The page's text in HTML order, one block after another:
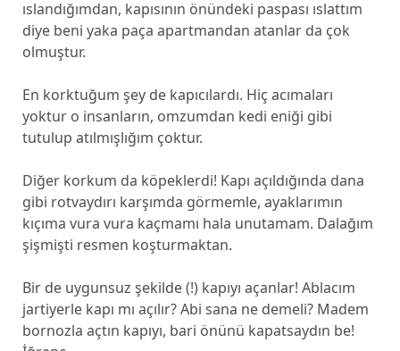
ıslandığımdan, kapısının önündeki paspası ıslattım
diye beni yaka paça apartmandan atanlar da çok
olmuştur.
En korktuğum şey de kapıcılardı. Hiç acımaları
yoktur o insanların, omzumdan kedi eniği gibi
tutulup atılmışlığım çoktur.
Diğer korkum da köpeklerdi! Kapı açıldığında dana
gibi rotvaydırı karşımda görmemle, ayaklarımın
kıçıma vura vura kaçmamı hala unutamam. Dalağım
şişmişti resmen koşturmaktan.
Bir de uygunsuz şekilde (!) kapıyı açanlar! Ablacım
jartiyerle kapı mı açılır? Abi sana ne demeli? Madem
bornozla açtın kapıyı, bari önünü kapatsaydın be!